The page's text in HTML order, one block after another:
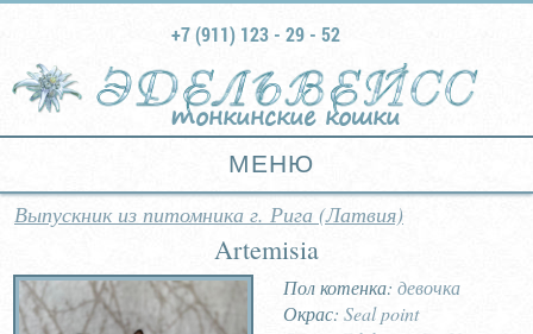
тонкинские кошки
+7 (911) 123 - 29 - 52
МЕНЮ
Выпускник из питомника г. Рига (Латвия)
Artemisia
Пол котенка: девочка
Окрас: Seal point